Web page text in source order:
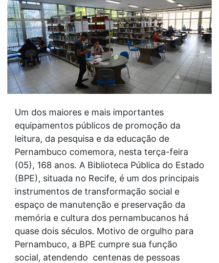
Um dos maiores e mais importantes
equipamentos públicos de promoção da
leitura, da pesquisa e da educação de
Pernambuco comemora, nesta terça-feira
(05), 168 anos. A Biblioteca Pública do Estado
(BPE), situada no Recife, é um dos principais
instrumentos de transformação social e
espaço de manutenção e preservação da
memória e cultura dos pernambucanos há
quase dois séculos. Motivo de orgulho para
Pernambuco, a BPE cumpre sua função
social, atendendo centenas de pessoas